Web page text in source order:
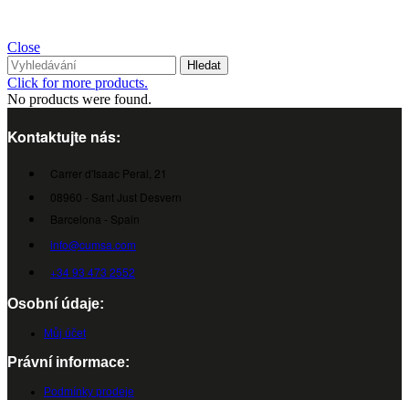
Close
Hledat
Click for more products.
No products were found.
Kontaktujte nás:
Carrer d'Isaac Peral, 21
08960 - Sant Just Desvern
Barcelona - Spain
info@cumsa.com
+34 93 473 2552
Osobní údaje:
Můj účet
Právní informace:
Podmínky prodeje